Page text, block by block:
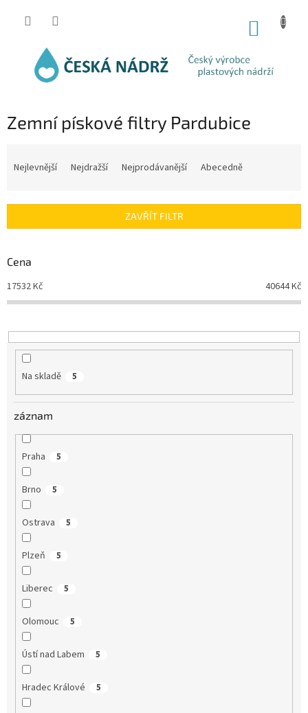
Zemní pískové filtry Pardubice
í
r
o
d
u
t
ů
Nejlevnější Nejdražší Nejprodávanější Abecedně
ZAVŘÍT FILTR
Cena
17532Kč 40644Kč
Na skladě 5
záznam
Praha 5
Brno 5
Ostrava 5
Plzeň 5
Liberec 5
Olomouc 5
Ústí nad Labem 5
Hradec Králové 5